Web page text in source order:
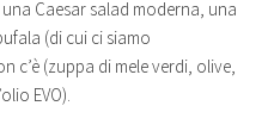
Caesar salad moderna, una
(di cui ci siamo
c’è (zuppa di mele verdi, olive,
EVO).